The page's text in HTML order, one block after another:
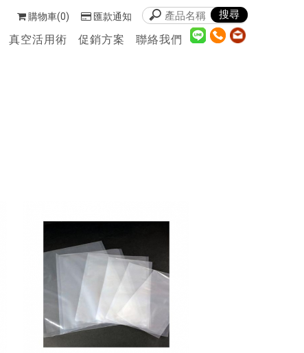
真空活用術 促銷方案 聯絡我們
購物車(0) 匯款通知